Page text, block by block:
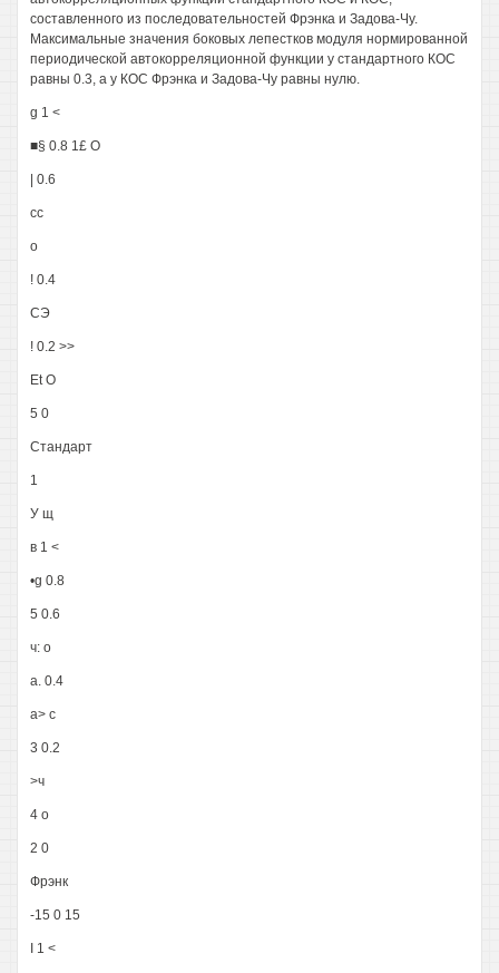
составленного из последовательностей Фрэнка и Задова-Чу.
Максимальные значения боковых лепестков модуля нормированной
периодической автокорреляционной функции у стандартного КОС
равны 0.3, а у КОС Фрэнка и Задова-Чу равны нулю.
g 1 <
■§ 0.8 1£ О
| 0.6
сс
о
! 0.4
СЭ
! 0.2 >>
Et О
5 0
Стандарт
1
У щ
в 1 <
•g 0.8
5 0.6
ч: о
а. 0.4
а> с
3 0.2
>ч
4 о
2 0
Фрэнк
-15 0 15
I 1 <